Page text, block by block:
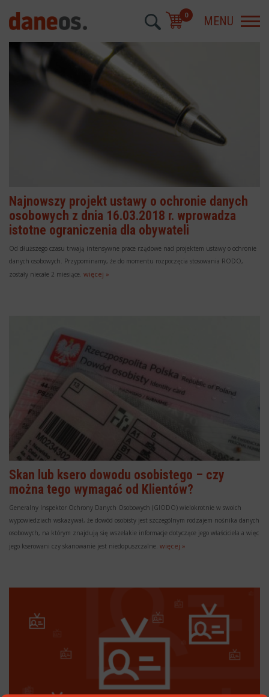
MENU
0
Najnowszy projekt ustawy o ochronie danych
osobowych z dnia 16.03.2018 r. wprowadza
istotne ograniczenia dla obywateli
Od dłuższego czasu trwają intensywne prace rządowe nad projektem ustawy o ochronie
danych osobowych. Przypominamy, że do momentu rozpoczęcia stosowania RODO,
zostały niecałe 2 miesiące. więcej »
Skan lub ksero dowodu osobistego – czy
można tego wymagać od Klientów?
Generalny Inspektor Ochrony Danych Osobowych (GIODO) wielokrotnie w swoich
wypowiedziach wskazywał, że dowód osobisty jest szczególnym rodzajem nośnika danych
osobowych, na którym znajdują się wszelakie informacje dotyczące jego właściciela a więc
jego kserowani czy skanowanie jest niedopuszczalne. więcej »